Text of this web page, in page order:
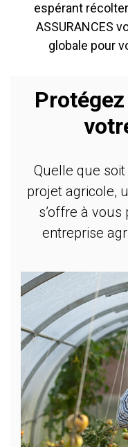
espérant
ASSURANCES
globale pour
Quelle que
projet agricole,
s’offre à
entreprise